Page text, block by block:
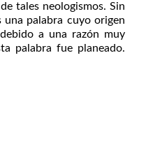
tales neologismos. Sin
palabra cuyo origen
a una razón muy
palabra fue planeado.